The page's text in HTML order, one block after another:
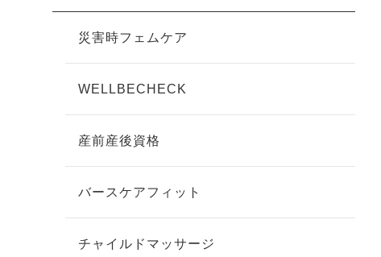
災害時フェムケア
WELLBECHECK
産前産後資格
バースケアフィット
チャイルドマッサージ